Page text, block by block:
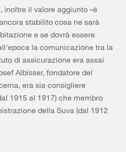
inoltre il valore aggiunto «è
stabilito cosa ne sarà
e se dovrà essere
la comunicazione tra la
di assicurazione era assai
Albisser, fondatore del
era sia consigliere
1915 al 1917) che membro
della Suva (dal 1912